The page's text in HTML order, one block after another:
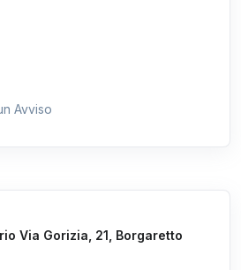
Avviso
Via Gorizia, 21, Borgaretto